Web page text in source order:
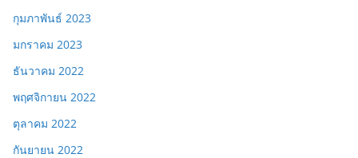
กุมภาพันธ์ 2023
มกราคม 2023
ธันวาคม 2022
พฤศจิกายน 2022
ตุลาคม 2022
กันยายน 2022